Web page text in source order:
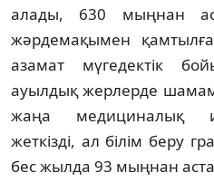
алады, 630 мыңнан
жәрдемақымен
азамат мүгедектік
ауылдық жерлерде
жаңа медициналық
жеткізді, ал білім беру
бес жылда 93 мыңнан